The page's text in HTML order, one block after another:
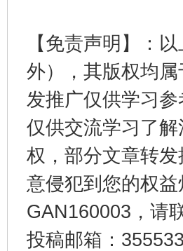
【免责声明】：
外），其版权均
发推广仅供学习
仅供交流学习了
权，部分文章转
意侵犯到您的权
GAN160003，请
投稿邮箱：
东山县通报“牛蛙产品抗生素超标